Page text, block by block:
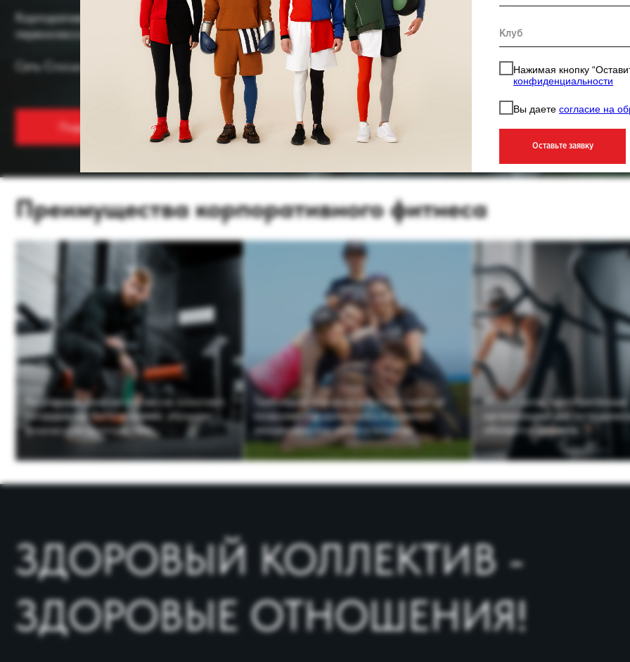
Нажимая кнопку
конфиденциальности
Вы даете согласие на
Оставьте заявку
Подробнее
Сеть Crocus Fitness это 19 инновационных фитнес клубов в Москве, Сочи, Санкт-Петербурге, Баку и Таджикистане.
Регулярные занятия фитнесом помогают
сотрудникам быть активнее, улучшают
физическое самочувствие.
Тимбилдинг в формате фитнес-занятий
позволяет сформировать и укрепить
эмоциональные связи в команде.
Абонементы, приобретённые
организацией для сотрудников,
обходятся дешевле.
Преимущества корпоративного фитнеса
ЗДОРОВЫЙ КОЛЛЕКТИВ -
Преимущества Корпоративной программы:
Корпоративная скидка при заключении корпоративного контракта (от 5 человек)
Чем больше сотрудников приобретает корпоративное членство, тем больше привилегий
получает компания и ее сотрудники